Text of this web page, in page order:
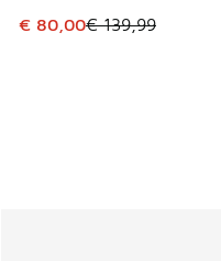
Cet article est en
€ 80,00€ 139,99